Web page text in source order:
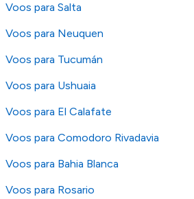
Voos para Salta
Voos para Neuquen
Voos para Tucumán
Voos para Ushuaia
Voos para El Calafate
Voos para Comodoro Rivadavia
Voos para Bahia Blanca
Voos para Rosario